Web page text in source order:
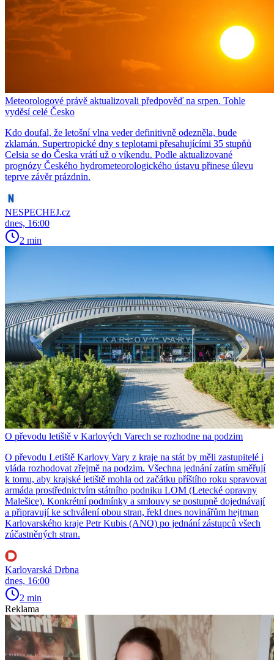
Meteorologové právě aktualizovali předpověď na srpen. Tohle
vyděsí celé Česko
Kdo doufal, že letošní vlna veder definitivně odezněla, bude
zklamán. Supertropické dny s teplotami přesahujícími 35 stupňů
Celsia se do Česka vrátí už o víkendu. Podle aktualizované
prognózy Českého hydrometeorologického ústavu přinese úlevu
teprve závěr prázdnin.
NESPECHEJ.cz
dnes, 16:00
2 min
O převodu letiště v Karlových Varech se rozhodne na podzim
O převodu Letiště Karlovy Vary z kraje na stát by měli zastupitelé i
vláda rozhodovat zřejmě na podzim. Všechna jednání zatím směřují
k tomu, aby krajské letiště mohla od začátku příštího roku spravovat
armáda prostřednictvím státního podniku LOM (Letecké opravny
Malešice). Konkrétní podmínky a smlouvy se postupně dojednávají
a připravují ke schválení obou stran, řekl dnes novinářům hejtman
Karlovarského kraje Petr Kubis (ANO) po jednání zástupců všech
zúčastněných stran.
Karlovarská Drbna
dnes, 16:00
2 min
Reklama